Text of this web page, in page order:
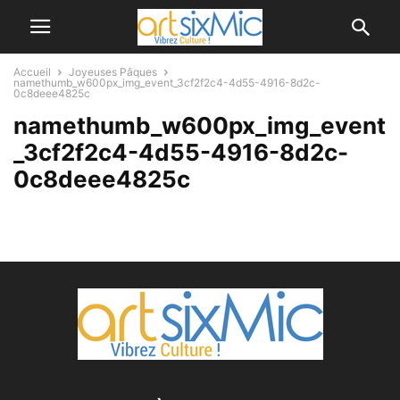
Accueil
Joyeuses Pâques
namethumb_w600px_img_event_3cf2f2c4-4d55-4916-8d2c-
0c8deee4825c
namethumb_w600px_img_event
_3cf2f2c4-4d55-4916-8d2c-
0c8deee4825c